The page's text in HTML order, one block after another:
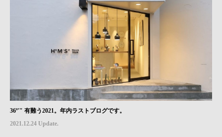
36º'" 有難う2021。年内ラストブログです。
2021.12.24 Update.